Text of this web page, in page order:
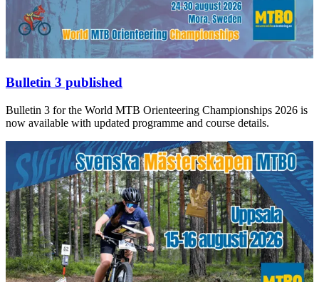
Bulletin 3 published
Bulletin 3 for the World MTB Orienteering Championships 2026 is
now available with updated programme and course details.